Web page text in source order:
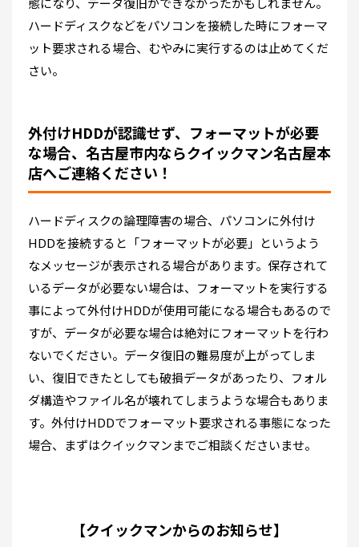
ハードディスクなどをパソコンを接続した時にフォーマ
ット要求される場合、むやみに実行するのは止めてくだ
さい。
外付けHDDが認識せず、フォーマットが必要
な場合、名古屋市内ならクイックマン名古屋本
店へご連絡ください！
ハードディスクの論理障害の場合、パソコンに外付け
HDDを接続すると「フォーマットが必要」というよう
なメッセージが表示される場合があります。保存されて
いるデータが必要ない場合は、フォーマットを実行する
事によって外付けHDDが使用可能になる場合もあるので
すが、データが必要な場合は絶対にフォーマットを行わ
ないでください。データ復旧の難易度が上がってしま
い、復旧できたとしても破損データがあったり、フォル
ダ構造やファイル名が壊れてしまうような場合もありま
す。外付けHDDでフォーマット要求される事態になった
場合、まずはクイックマンまでご相談くださいませ。
【クイックマンからのお知らせ】